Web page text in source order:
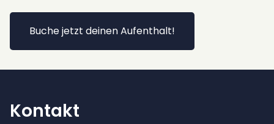
Buche jetzt deinen Aufenthalt!
Kontakt